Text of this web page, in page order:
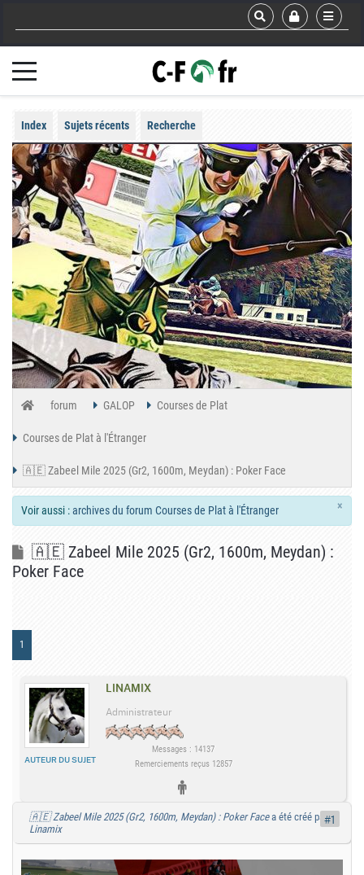
Index Sujets récents Recherche
forum GALOP Courses de Plat
Courses de Plat à l'Étranger
🇦🇪 Zabeel Mile 2025 (Gr2, 1600m, Meydan) : Poker Face
×
Voir aussi :archives du forum Courses de Plat à l'Étranger
🇦🇪 Zabeel Mile 2025 (Gr2, 1600m, Meydan) :
Poker Face
1
LINAMIX
AUTEUR DU SUJET
Administrateur
Messages : 14137
Remerciements reçus 12857
🇦🇪 Zabeel Mile 2025 (Gr2, 1600m, Meydan) : Poker Facea été créé par
Linamix
#1